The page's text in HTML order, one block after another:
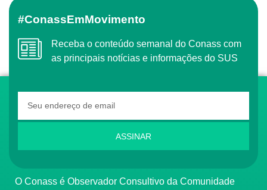
#ConassEmMovimento
Receba o conteúdo semanal do Conass com
as principais notícias e informações do SUS
ASSINAR
O Conass é Observador Consultivo da Comunidade